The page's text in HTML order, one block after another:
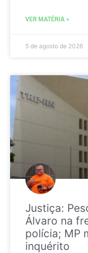
VER MATÉRIA »
5 de agosto de 2026
Justiça:
Álvaro na
polícia; MP
inquérito